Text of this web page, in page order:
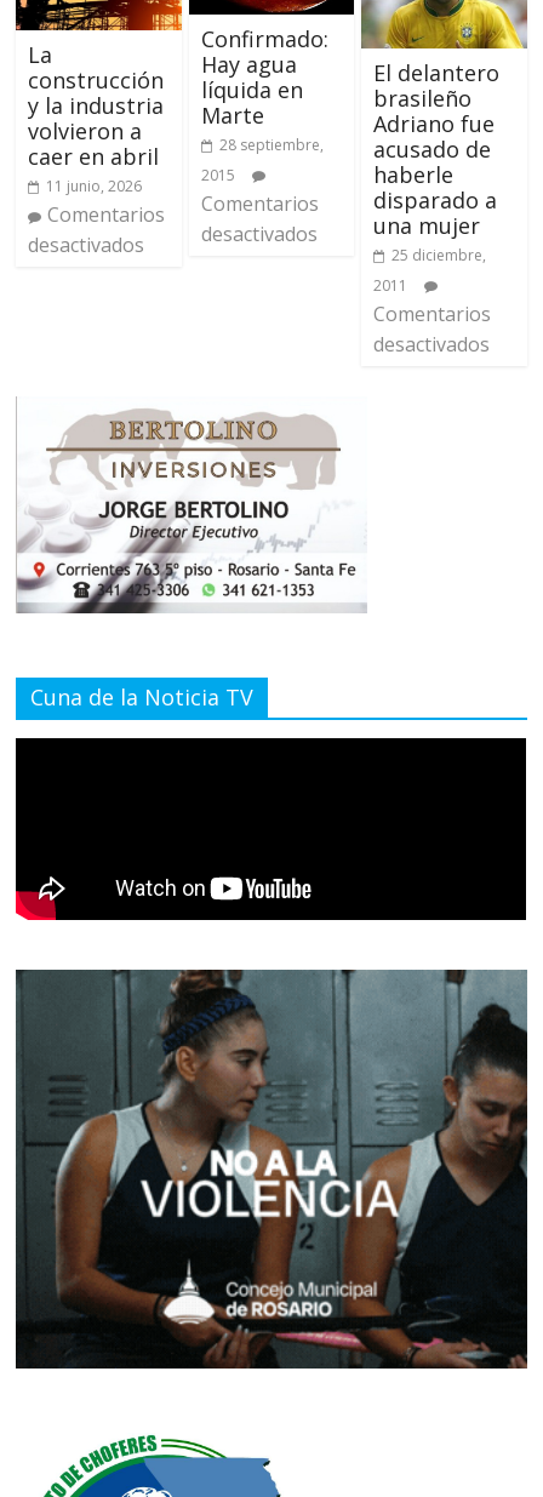
La
construcción
y la industria
volvieron a
caer en abril
11 junio, 2026
Comentarios
desactivados
Confirmado:
Hay agua
líquida en
Marte
28 septiembre,
2015
Comentarios
desactivados
El delantero
brasileño
Adriano fue
acusado de
haberle
disparado a
una mujer
25 diciembre,
2011
Comentarios
desactivados
Cuna de la Noticia TV